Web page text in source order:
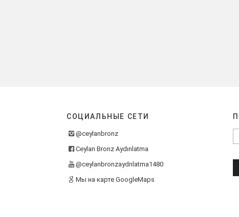
СОЦИАЛЬНЫЕ СЕТИ
@ceylanbronz
Ceylan Bronz Aydınlatma
@ceylanbronzaydnlatma1480
Мы на карте GoogleMaps